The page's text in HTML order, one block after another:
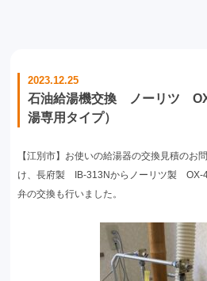
2023.12.25
石油給湯機交換 ノーリツ
湯専用タイプ）
【江別市】お使いの給湯器の交換見積のお
け、長府製 IB-313Nからノーリツ製 OX-
弁の交換も行いました。